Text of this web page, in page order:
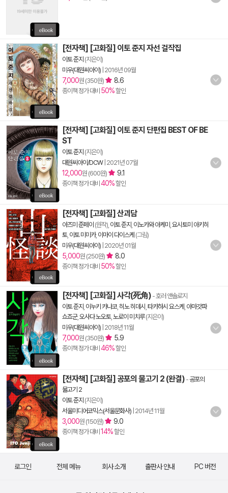
[전자책] [고화질] 이토 준지 자선 걸작집
이토 준지 (지은이)
미우(대원씨아이) 2016년 09월
7,000원 (350원) 8.6
종이책 정가 대비 50%할인
[전자책] [고화질] 이토 준지 단편집 BEST OF BE
ST
이토 준지 (지은이)
대원씨아이/DCW| 2021년 07월
12,000원 (600원) 9.1
종이책 정가 대비 40%할인
[전자책] [고화질] 산괴담
아즈미 준페이 (원작), 이토 준지 이노카와 아케미 요시토미 아키히
토, 이토 미미카, 이마이 다이스케 (그림)
미우(대원씨아이) 2020년 01월
5,000원 (250원) 8.0
종이책 정가 대비 50%할인
[전자책] [고화질] 사각(死角) - 호러 앤솔로지
이토 준지 이누키 카나코, 히노 히데시 타카하시 요스케 아마갓파
쇼죠군, 오사다 노오토, 노로이 미치루(지은이)
미우(대원씨아이) 2018년 11월
7,000원 (350원) 5.9
종이책 정가 대비 46%할인
[전자책] [고화질] 공포의 물고기 2 (완결) -공포의
물고기 2
이토 준지 (지은이)
서울미디어코믹스(서울문화사) 2014년 11월
3,000원 (150원) 9.0
종이책 정가 대비 14%할인
로그인 전체 메뉴 회사 소개 출판사 안내 PC 버전